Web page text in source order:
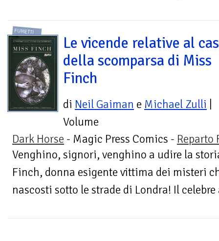
FUMETTI
Le vicende relative al
della scomparsa di Miss
Finch
di Neil Gaiman e Michael Zulli
Volume
Dark Horse - Magic Press Comics - Reparto
Venghino, signori, venghino a udire la
Finch, donna esigente vittima dei misteri
nascosti sotto le strade di Londra! Il